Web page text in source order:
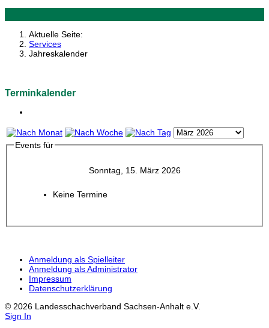
Aktuelle Seite:
Services
Jahreskalender
Terminkalender
Events für
Sonntag, 15. März 2026
Keine Termine
Anmeldung als Spielleiter
Anmeldung als Administrator
Impressum
Datenschutzerklärung
© 2026 Landesschachverband Sachsen-Anhalt e.V.
Sign In